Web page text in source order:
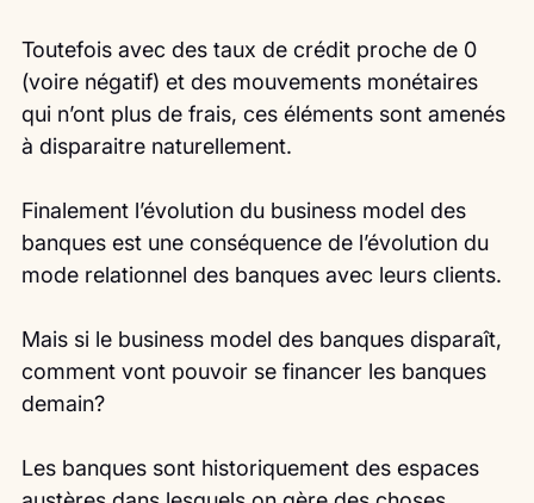
Toutefois avec des taux de crédit proche de 0
(voire négatif) et des mouvements monétaires
qui n’ont plus de frais, ces éléments sont amenés
à disparaitre naturellement.
Finalement l’évolution du business model des
banques est une conséquence de l’évolution du
mode relationnel des banques avec leurs clients.
Mais si le business model des banques disparaît,
comment vont pouvoir se financer les banques
demain?
Les banques sont historiquement des espaces